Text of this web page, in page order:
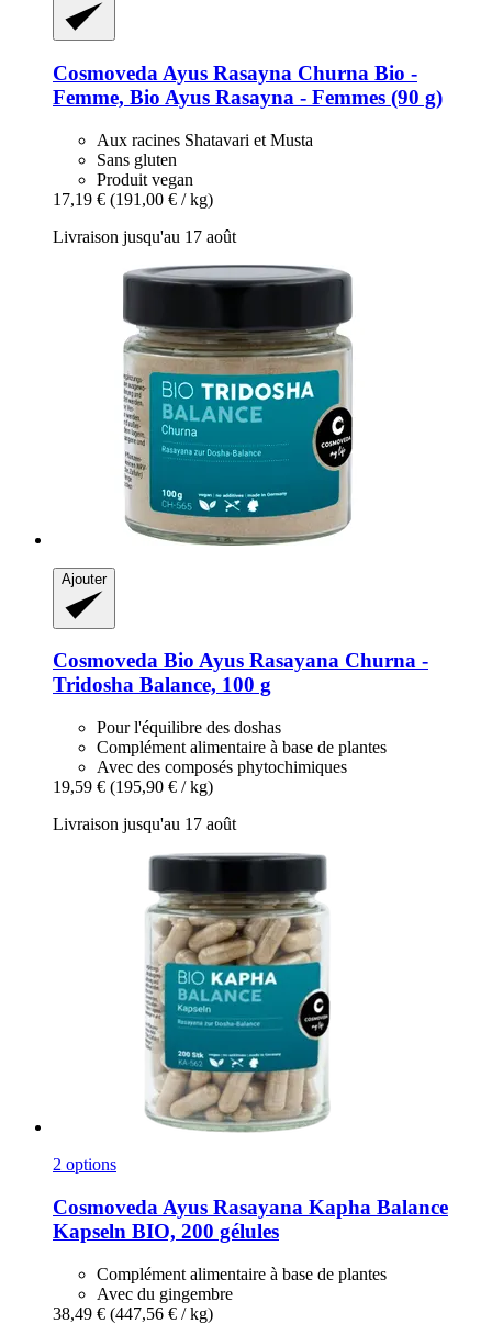
Cosmoveda Ayus Rasayna Churna Bio -​
Femme, Bio Ayus Rasayna -​ Femmes (90 g)
Aux racines Shatavari et Musta
Sans gluten
Produit vegan
17,19 € (191,00 € / kg)
Livraison jusqu'au 17 août
Ajouter
Cosmoveda Bio Ayus Rasayana Churna -​
Tridosha Balance, 100 g
Pour l'équilibre des doshas
Complément alimentaire à base de plantes
Avec des composés phytochimiques
19,59 € (195,90 € / kg)
Livraison jusqu'au 17 août
2 options
Cosmoveda Ayus Rasayana Kapha Balance
Kapseln BIO, 200 gélules
Complément alimentaire à base de plantes
Avec du gingembre
38,49 € (447,56 € / kg)